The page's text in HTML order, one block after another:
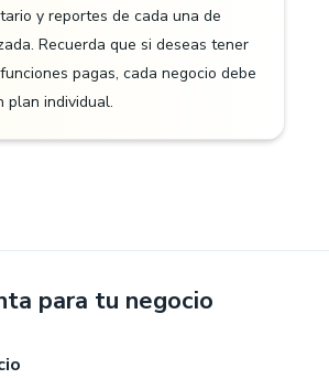
y reportes de cada una de
Recuerda que si deseas tener
pagas, cada negocio debe
plan individual.
para tu negocio